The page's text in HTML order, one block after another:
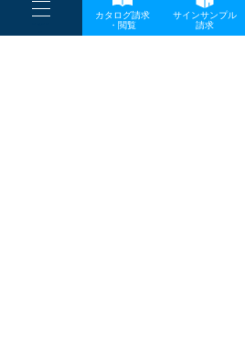
----
----
-
カタログ請求
・閲覧
サインサンプル
請求